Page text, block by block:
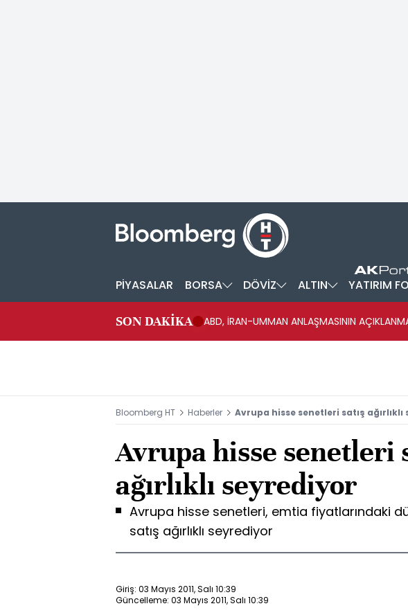
PİYASALAR BORSA DÖVİZ ALTIN YATIRIM
SON DAKİKA ABD, İRAN-UMMAN ANLAŞMASININ
Bloomberg HT Haberler Avrupa hisse senetleri satış
Avrupa hisse senetleri
ağırlıklı seyrediyor
Avrupa hisse senetleri, emtia fiyatlarındaki
satış ağırlıklı seyrediyor
Giriş: 03 Mayıs 2011, Salı 10:39
Güncelleme: 03 Mayıs 2011, Salı 10:39